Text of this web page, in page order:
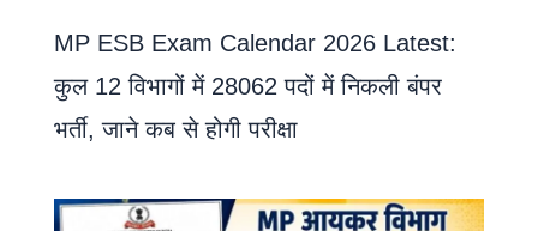
MP ESB Exam Calendar 2026 Latest:
कुल 12 विभागों में 28062 पदों में निकली बंपर
भर्ती, जाने कब से होगी परीक्षा